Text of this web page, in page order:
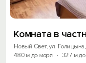
Комната в
Новый Свет, ул. Голицына,
480 м до моря
· 327 м до
Хочешь